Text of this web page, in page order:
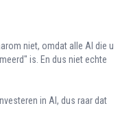
niet, omdat alle AI die u
is. En dus niet echte
in AI, dus raar dat